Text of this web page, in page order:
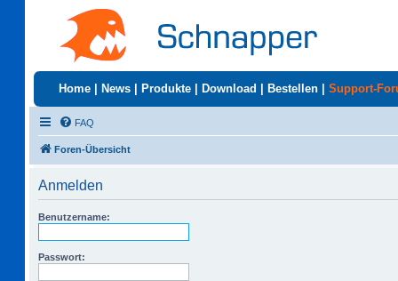
Home News Produkte Download Bestellen Support-
FAQ
Foren-Übersicht
Anmelden
Benutzername:
Passwort: